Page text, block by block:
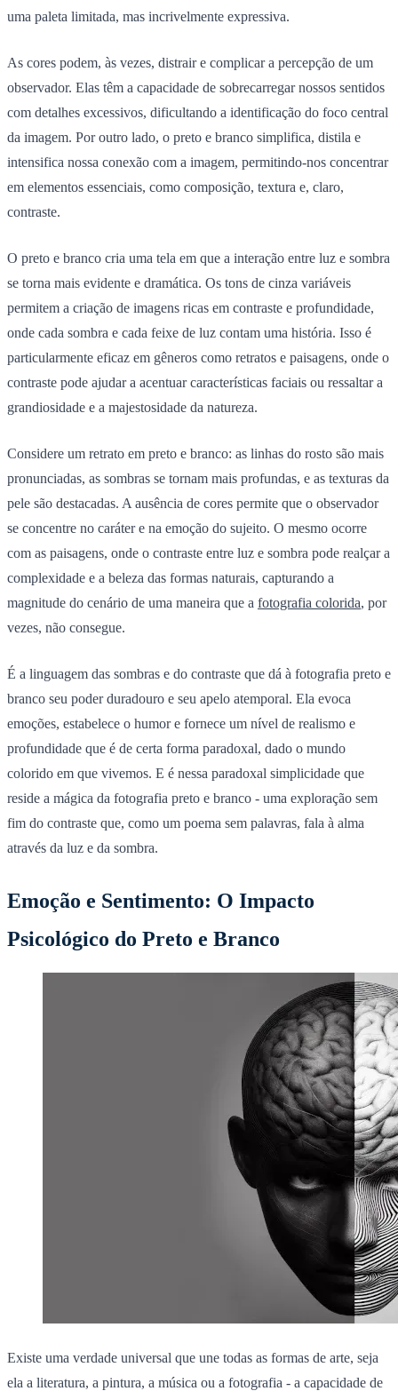
uma paleta limitada, mas incrivelmente expressiva.
As cores podem, às vezes, distrair e complicar a percepção de um
observador. Elas têm a capacidade de sobrecarregar nossos sentidos
com detalhes excessivos, dificultando a identificação do foco central
da imagem. Por outro lado, o preto e branco simplifica, distila e
intensifica nossa conexão com a imagem, permitindo-nos concentrar
em elementos essenciais, como composição, textura e, claro,
contraste.
O preto e branco cria uma tela em que a interação entre luz e sombra
se torna mais evidente e dramática. Os tons de cinza variáveis
permitem a criação de imagens ricas em contraste e profundidade,
onde cada sombra e cada feixe de luz contam uma história. Isso é
particularmente eficaz em gêneros como retratos e paisagens, onde o
contraste pode ajudar a acentuar características faciais ou ressaltar a
grandiosidade e a majestosidade da natureza.
Considere um retrato em preto e branco: as linhas do rosto são mais
pronunciadas, as sombras se tornam mais profundas, e as texturas da
pele são destacadas. A ausência de cores permite que o observador
se concentre no caráter e na emoção do sujeito. O mesmo ocorre
com as paisagens, onde o contraste entre luz e sombra pode realçar a
complexidade e a beleza das formas naturais, capturando a
magnitude do cenário de uma maneira que a fotografia colorida, por
vezes, não consegue.
É a linguagem das sombras e do contraste que dá à fotografia preto e
branco seu poder duradouro e seu apelo atemporal. Ela evoca
emoções, estabelece o humor e fornece um nível de realismo e
profundidade que é de certa forma paradoxal, dado o mundo
colorido em que vivemos. E é nessa paradoxal simplicidade que
reside a mágica da fotografia preto e branco - uma exploração sem
fim do contraste que, como um poema sem palavras, fala à alma
através da luz e da sombra.
Emoção e Sentimento: O Impacto
Psicológico do Preto e Branco
Existe uma verdade universal que une todas as formas de arte, seja
ela a literatura, a pintura, a música ou a fotografia - a capacidade de